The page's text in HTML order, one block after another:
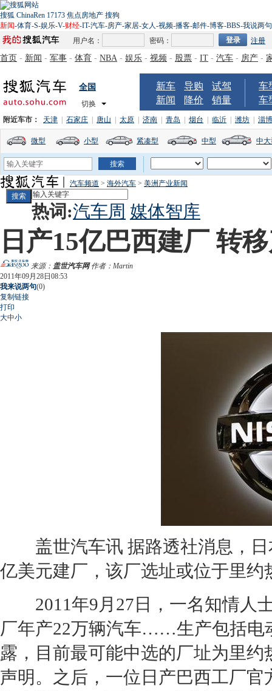
搜狐 ChinaRen 17173 焦点房地产 搜狗
新闻-体育-S-娱乐-V-财经-IT-汽车-房产-家居-女人-视频-播客-邮件-博客-BBS-我说两句
用户名：
密码： 注册
首页 - 新闻 - 军事 - 体育 - NBA - 娱乐 - 视频 - 股票 - IT - 汽车 - 房产 -
全国
切换
新车 导购
试驾
新闻
降价 销量
车
车
附近车市： 天津 石家庄 唐山 太原 济南 青岛 烟台 临沂 潍坊 淄博
微型 小型 紧凑型 中型 中
汽车频道 > 海外汽车 > 美洲产业新闻
热词:汽车周 媒体智库
日产15亿巴西建厂 转
来源： 盖世汽车网作者：Martin
2011年09月28日08:53
我来说两句(0)
复制链接
打印
大中小
盖世汽车讯 据路透社消息，日
亿美元建厂，该厂选址或位于里约
2011年9月27日，一名知情人
厂年产22万辆汽车……生产包括电
露，目前最可能中选的厂址为里约
声明。之后，一位 日产巴西工厂官